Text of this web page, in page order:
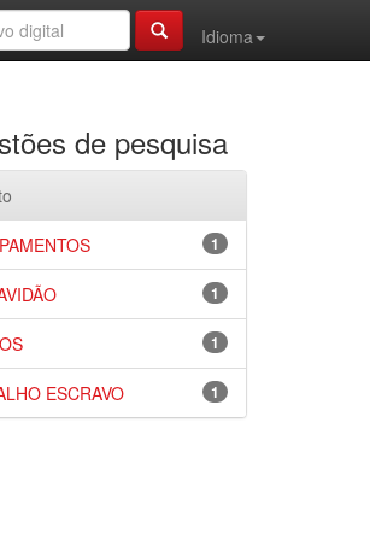
Idioma
de pesquisa
1
1
1
1
ESCRAVO